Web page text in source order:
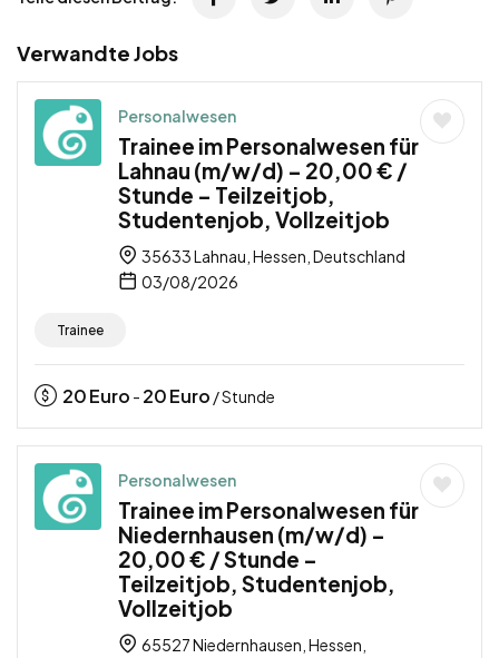
Verwandte Jobs
Personalwesen
Trainee im Personalwesen für
Lahnau (m/w/d) – 20,00 € /
Stunde – Teilzeitjob,
Studentenjob, Vollzeitjob
35633 Lahnau, Hessen, Deutschland
03/08/2026
Trainee
20Euro - 20Euro / Stunde
Personalwesen
Trainee im Personalwesen für
Niedernhausen (m/w/d) –
20,00 € / Stunde –
Teilzeitjob, Studentenjob,
Vollzeitjob
65527 Niedernhausen, Hessen,